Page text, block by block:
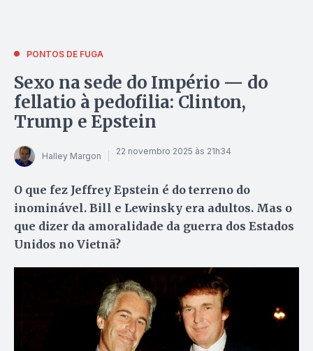
PONTOS DE FUGA
Sexo na sede do Império — do
fellatio à pedofilia: Clinton,
Trump e Epstein
Halley Margon 22 novembro 2025 às 21h34
O que fez Jeffrey Epstein é do terreno do
inominável. Bill e Lewinsky era adultos. Mas o
que dizer da amoralidade da guerra dos Estados
Unidos no Vietnã?